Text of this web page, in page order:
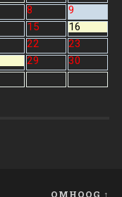
8
9
15
16
22
23
29
30
OMHOOG ↑